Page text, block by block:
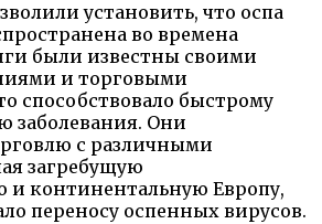
установить, что оспа
во времена
были известны своими
и торговыми
способствовало быстрому
заболевания. Они
с различными
загребущую
континентальную Европу,
переносу оспенных вирусов.